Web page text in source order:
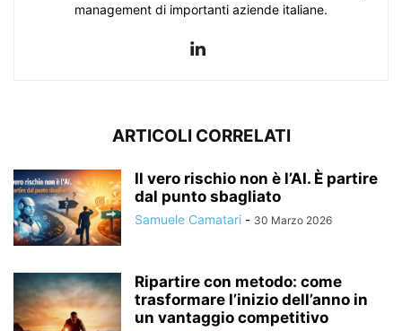
management di importanti aziende italiane.
ARTICOLI CORRELATI
Il vero rischio non è l’AI. È partire
dal punto sbagliato
Samuele Camatari - 30 Marzo 2026
Ripartire con metodo: come
trasformare l’inizio dell’anno in
un vantaggio competitivo